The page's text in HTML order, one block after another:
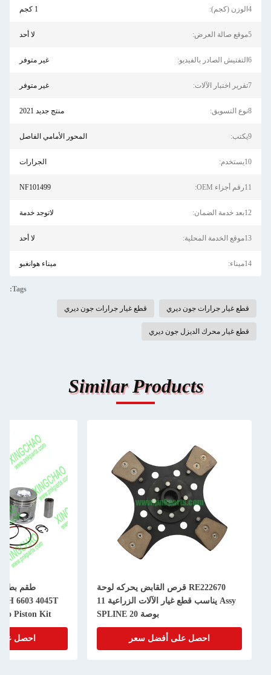
4الوزن (كجم): 1 كجم
5موقع صالة العرض: لا أحد
6التفتيش الصادر بالفيديو: غير متوفر
7تقرير اختبار الآلات: غير متوفر
8نوع التسويق: منتج جديد 2021
9يكتب: المحور الأمامي الفاصل
10يستخدم: الجرارات
11رقم أجزاء OEM: NF101499
12بعد خدمة الضمان: لاتوجد خدمة
13موقع الخدمة المحلية: لا أحد
14ميناء: ميناء هوانغبو
Tags:
قطع غيار جرارات جون ديري قطع غيار جرارات جون ديري
قطع غيار محرك الديزل جون ديري
Similar Products
RE222670 قرص القابض يحركه لوحة
Assy يناسب قطع غيار الآلات الزراعية 11
بوصة 20 SPLINE
احصل على أفضل سعر
6603 4045T
Piston Kit
احصل